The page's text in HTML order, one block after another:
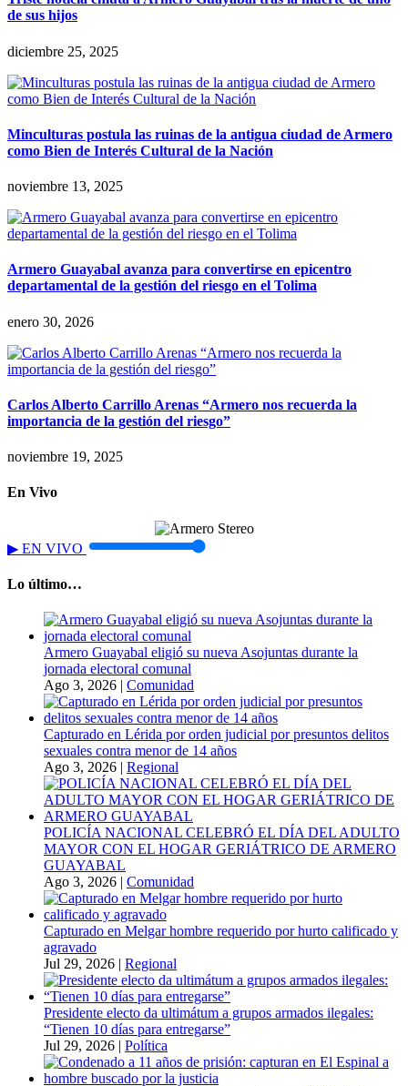
de sus hijos
diciembre 25, 2025
Minculturas postula las ruinas de la antigua ciudad de Armero
como Bien de Interés Cultural de la Nación
noviembre 13, 2025
Armero Guayabal avanza para convertirse en epicentro
departamental de la gestión del riesgo en el Tolima
enero 30, 2026
Carlos Alberto Carrillo Arenas “Armero nos recuerda la
importancia de la gestión del riesgo”
noviembre 19, 2025
En Vivo
▶ EN VIVO
Lo último…
Armero Guayabal eligió su nueva Asojuntas durante la
jornada electoral comunal
Ago 3, 2026 | Comunidad
Capturado en Lérida por orden judicial por presuntos delitos
sexuales contra menor de 14 años
Ago 3, 2026 | Regional
POLICÍA NACIONAL CELEBRÓ EL DÍA DEL ADULTO
MAYOR CON EL HOGAR GERIÁTRICO DE ARMERO
GUAYABAL
Ago 3, 2026 | Comunidad
Capturado en Melgar hombre requerido por hurto calificado y
agravado
Jul 29, 2026 | Regional
Presidente electo da ultimátum a grupos armados ilegales:
“Tienen 10 días para entregarse”
Jul 29, 2026 | Política